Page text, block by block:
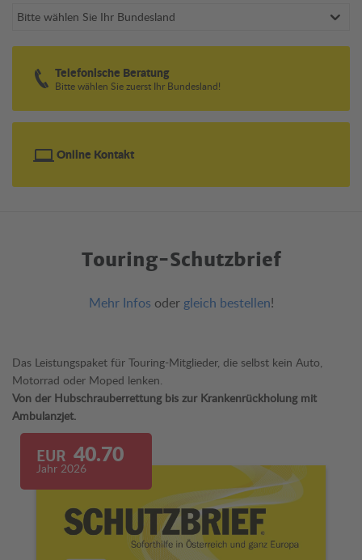
Bundesland wählen
Telefonische Beratung
Bitte wählen Sie zuerst Ihr Bundesland!
Online Kontakt
Touring-Schutzbrief
Mehr Infos oder gleich bestellen!
Das Leistungspaket für Touring-Mitglieder, die selbst kein Auto,
Motorrad oder Moped lenken.
Von der Hubschrauberrettung bis zur Krankenrückholung mit
Ambulanzjet.
EUR 40.70
Jahr 2026